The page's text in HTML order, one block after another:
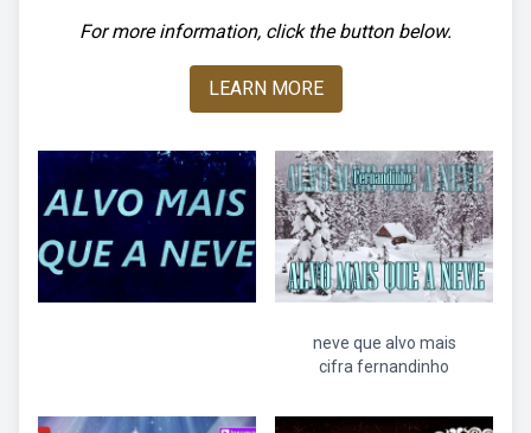
For more information, click the button below.
LEARN MORE
neve que alvo mais
cifra fernandinho